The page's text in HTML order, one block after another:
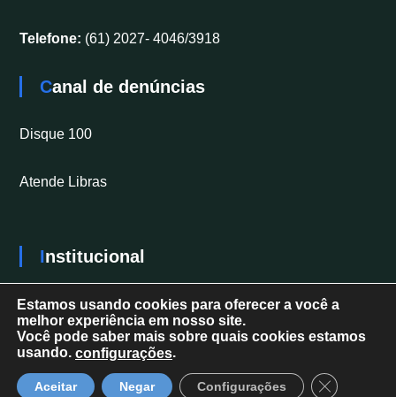
Telefone: (61) 2027- 4046/3918
Canal de denúncias
Disque 100
Atende Libras
Institucional
Secretaria Nacional dos Direitos da Pessoa com
Deficiência
Estamos usando cookies para oferecer a você a
melhor experiência em nosso site.
Você pode saber mais sobre quais cookies estamos
usando. configurações.
Aceitar Negar Configurações Close